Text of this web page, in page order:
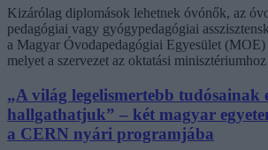
Kizárólag diplomások lehetnek óvónők, az
pedagógiai vagy gyógypedagógiai
a Magyar Óvodapedagógiai Egyesület (MOE)
melyet a szervezet az oktatási
„A világ legelismertebb tudósainak
hallgathatjuk” – két magyar
a CERN nyári programjába